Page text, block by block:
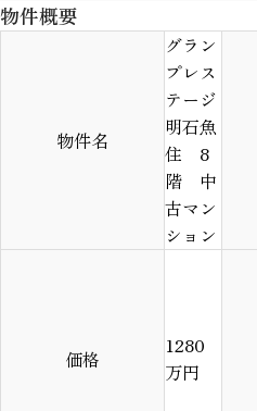
物件概要
物件名
グラン
プレス
テージ
明石魚
住 8
階 中
古マン
ション
価格
1280
万円